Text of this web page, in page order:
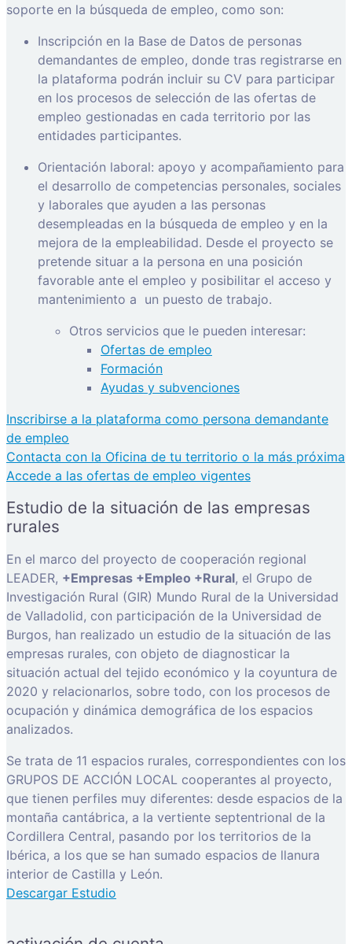
soporte en la búsqueda de empleo, como son:
Inscripción en la Base de Datos de personas
demandantes de empleo, donde tras registrarse en
la plataforma podrán incluir su CV para participar
en los procesos de selección de las ofertas de
empleo gestionadas en cada territorio por las
entidades participantes.
Orientación laboral: apoyo y acompañamiento para
el desarrollo de competencias personales, sociales
y laborales que ayuden a las personas
desempleadas en la búsqueda de empleo y en la
mejora de la empleabilidad. Desde el proyecto se
pretende situar a la persona en una posición
favorable ante el empleo y posibilitar el acceso y
mantenimiento a un puesto de trabajo.
Otros servicios que le pueden interesar:
Ofertas de empleo
Formación
Ayudas y subvenciones
Inscribirse a la plataforma como persona demandante
de empleo
Contacta con la Oficina de tu territorio o la más próxima
Accede a las ofertas de empleo vigentes
Estudio de la situación de las empresas
rurales
En el marco del proyecto de cooperación regional
LEADER, +Empresas +Empleo +Rural, el Grupo de
Investigación Rural (GIR) Mundo Rural de la Universidad
de Valladolid, con participación de la Universidad de
Burgos, han realizado un estudio de la situación de las
empresas rurales, con objeto de diagnosticar la
situación actual del tejido económico y la coyuntura de
2020 y relacionarlos, sobre todo, con los procesos de
ocupación y dinámica demográfica de los espacios
analizados.
Se trata de 11 espacios rurales, correspondientes con los
GRUPOS DE ACCIÓN LOCAL cooperantes al proyecto,
que tienen perfiles muy diferentes: desde espacios de la
montaña cantábrica, a la vertiente septentrional de la
Cordillera Central, pasando por los territorios de la
Ibérica, a los que se han sumado espacios de llanura
interior de Castilla y León.
Descargar Estudio